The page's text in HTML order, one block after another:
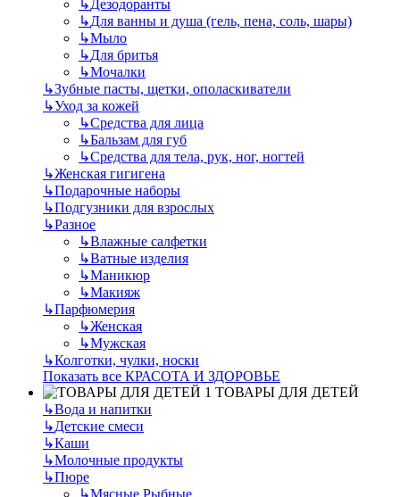
↳Дезодоранты
↳Для ванны и душа (гель, пена, соль, шары)
↳Мыло
↳Для бритья
↳Мочалки
↳Зубные пасты, щетки, ополаскиватели
↳Уход за кожей
↳Средства для лица
↳Бальзам для губ
↳Средства для тела, рук, ног, ногтей
↳Женская гигигена
↳Подарочные наборы
↳Подгузники для взрослых
↳Разное
↳Влажные салфетки
↳Ватные изделия
↳Маникюр
↳Макияж
↳Парфюмерия
↳Женская
↳Мужская
↳Колготки, чулки, носки
Показать все КРАСОТА И ЗДОРОВЬЕ
ТОВАРЫ ДЛЯ ДЕТЕЙ
↳Вода и напитки
↳Детские смеси
↳Каши
↳Молочные продукты
↳Пюре
↳Мясные.Рыбные.